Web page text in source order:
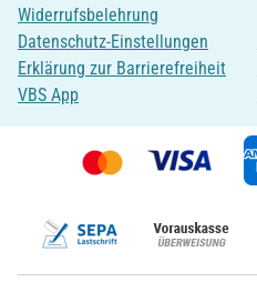
Widerrufsbelehrung
Datenschutz-Einstellungen
Erklärung zur Barrierefreiheit
VBS App